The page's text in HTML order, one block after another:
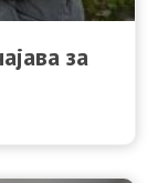
за